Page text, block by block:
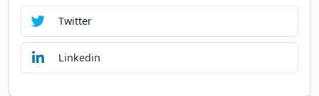
Twitter
Linkedin